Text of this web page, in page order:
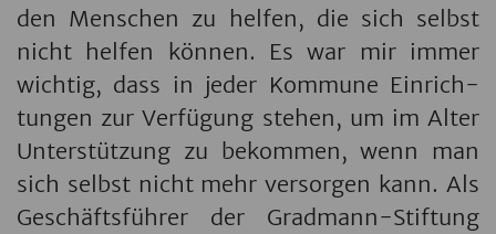
den Men­schen zu hel­fen, die sich selbst
nicht hel­fen kön­nen. Es war mir immer
wich­tig, dass in jeder Kom­mu­ne Ein­rich­
tun­gen zur Ver­fü­gung ste­hen, um im Alter
Un­ter­stüt­zung zu be­kom­men, wenn man
sich selbst nicht mehr ver­sor­gen kann. Als
Ge­schäfts­füh­rer der Grad­mann-Stif­tung